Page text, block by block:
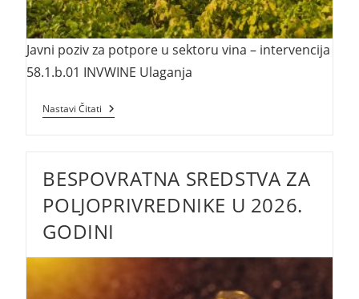
Javni poziv za potpore u sektoru vina – intervencija
58.1.b.01 INVWINE Ulaganja
Nastavi Čitati Javni
Poziv
Sektoru
Vina
–
Intervencija
58.1.b.01
INVWINE
BESPOVRATNA SREDSTVA ZA
POLJOPRIVREDNIKE U 2026.
GODINI